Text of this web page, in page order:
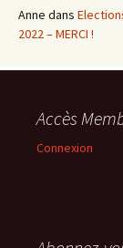
Anne dans
2022 – MERCI !
Accès
Connexion